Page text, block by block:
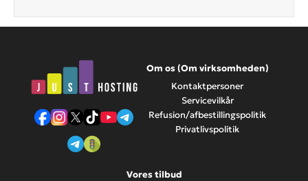
Om os (Om virksomheden)
Kontaktpersoner
Servicevilkår
Refusion/afbestillingspolitik
Privatlivspolitik
Vores tilbud